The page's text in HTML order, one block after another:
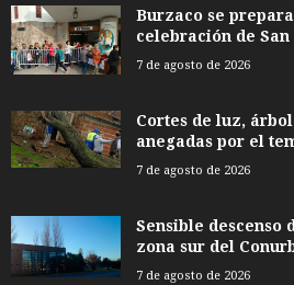
Burzaco se
celebración de San
7 de agosto de 2026
Cortes de luz,
anegadas por el
7 de agosto de 2026
Sensible descenso
zona sur del
7 de agosto de 2026